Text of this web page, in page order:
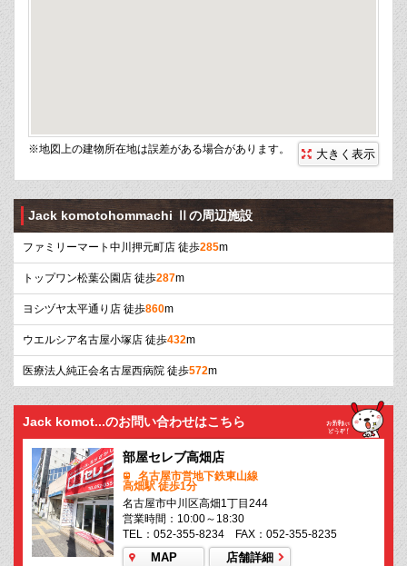
※地図上の建物所在地は誤差がある場合があります。 大きく表示
Jack komotohommachi Ⅱの周辺施設
ファミリーマート中川押元町店 徒歩285m
トップワン松葉公園店 徒歩287m
ヨシヅヤ太平通り店 徒歩860m
ウエルシア名古屋小塚店 徒歩432m
医療法人純正会名古屋西病院 徒歩572m
Jack komot...のお問い合わせはこちら
部屋セレブ高畑店
名古屋市営地下鉄東山線
高畑駅 徒歩1分
名古屋市中川区高畑1丁目244
営業時間：10:00～18:30
TEL：052-355-8234 FAX：052-355-8235
MAP 店舗詳細